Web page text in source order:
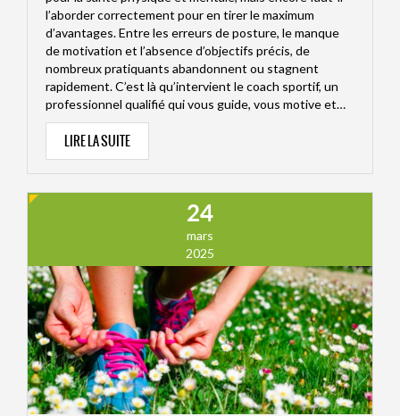
l’aborder correctement pour en tirer le maximum
d’avantages. Entre les erreurs de posture, le manque
de motivation et l’absence d’objectifs précis, de
nombreux pratiquants abandonnent ou stagnent
rapidement. C’est là qu’intervient le coach sportif, un
professionnel qualifié qui vous guide, vous motive et…
LIRE LA SUITE
24
mars
2025